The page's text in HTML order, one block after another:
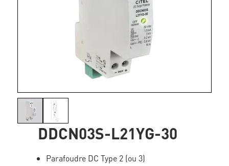
DDCN03S-L21YG-30
Parafoudre DC Type 2 (ou 3)